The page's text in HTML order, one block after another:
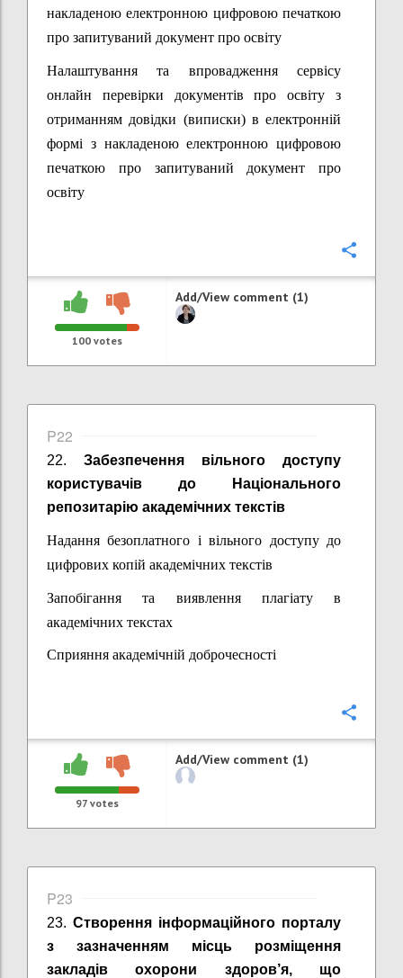
накладеною електронною цифровою печаткою
про запитуваний документ про освіту
Налаштування та впровадження сервісу
онлайн перевірки документів про освіту з
отриманням довідки (виписки) в електронній
формі з накладеною електронною цифровою
печаткою про запитуваний документ про
освіту
100 votes
Add/View comment (1)
P22
22. Забезпечення вільного доступу
користувачів до Національного
репозитарію академічних текстів
Надання безоплатного і вільного доступу до
цифрових копій академічних текстів
Запобігання та виявлення плагіату в
академічних текстах
Сприяння академічній доброчесності
97 votes
Add/View comment (1)
P23
23. Створення інформаційного порталу
з зазначенням місць розміщення
закладів охорони здоров’я, що